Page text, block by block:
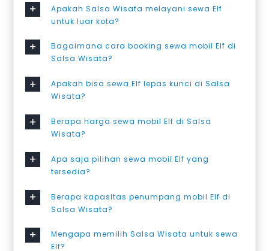
Apakah Salsa Wisata melayani sewa Elf
untuk luar kota?
Bagaimana cara booking sewa mobil Elf di
Salsa Wisata?
Apakah bisa sewa Elf lepas kunci di Salsa
Wisata?
Berapa harga sewa mobil Elf di Salsa
Wisata?
Apa saja pilihan sewa mobil Elf yang
tersedia?
Berapa kapasitas penumpang mobil Elf di
Salsa Wisata?
Mengapa memilih Salsa Wisata untuk sewa
Elf?